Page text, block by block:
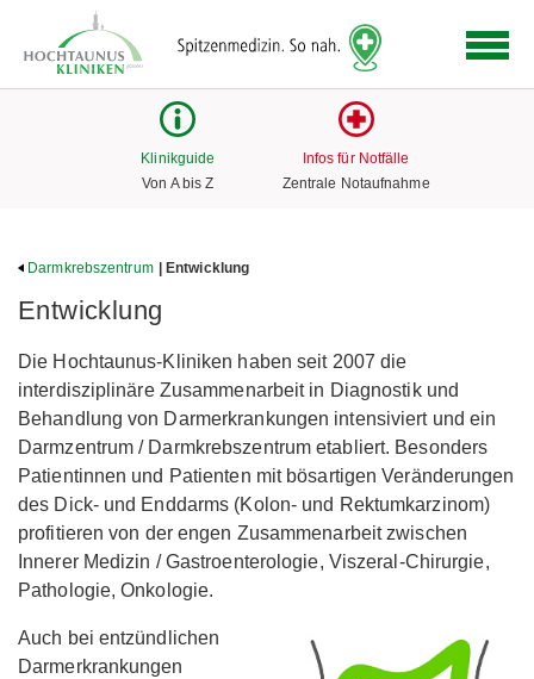
Link
zur
Klinikguide
Von A bis Z
Infos für Notfälle
Zentrale Notaufnahme
Darmkrebszentrum | Entwicklung
Entwicklung
Die Hochtaunus-Kliniken haben seit 2007 die
interdisziplinäre Zusammenarbeit in Diagnostik und
Behandlung von Darmerkrankungen intensiviert und ein
Darmzentrum / Darmkrebszentrum etabliert. Besonders
Patientinnen und Patienten mit bösartigen Veränderungen
des Dick- und Enddarms (Kolon- und Rektumkarzinom)
profitieren von der engen Zusammenarbeit zwischen
Innerer Medizin / Gastroenterologie, Viszeral-Chirurgie,
Pathologie, Onkologie.
Auch bei entzündlichen
Darmerkrankungen